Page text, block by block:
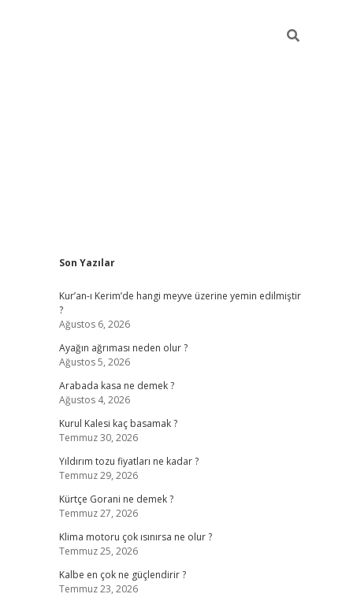
Sidebar
Son Yazılar
Kur’an-ı Kerim’de hangi meyve üzerine yemin edilmiştir
?
Ağustos 6, 2026
Ayağın ağrıması neden olur ?
Ağustos 5, 2026
Arabada kasa ne demek ?
Ağustos 4, 2026
Kurul Kalesi kaç basamak ?
Temmuz 30, 2026
Yıldırım tozu fiyatları ne kadar ?
Temmuz 29, 2026
Kürtçe Gorani ne demek ?
Temmuz 27, 2026
Klima motoru çok ısınırsa ne olur ?
Temmuz 25, 2026
Kalbe en çok ne güçlendirir ?
Temmuz 23, 2026